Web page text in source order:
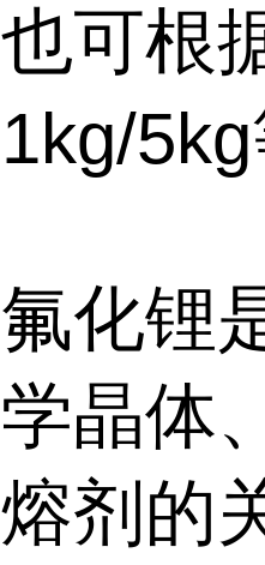
也可根
1kg/5kg
氟化锂
学晶体
熔剂的